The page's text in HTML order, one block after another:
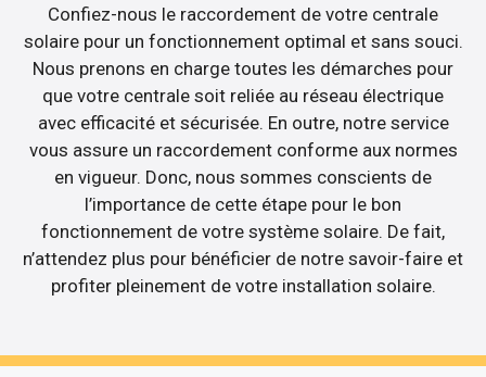
Confiez-nous le raccordement de votre centrale
solaire pour un fonctionnement optimal et sans souci.
Nous prenons en charge toutes les démarches pour
que votre centrale soit reliée au réseau électrique
avec efficacité et sécurisée. En outre, notre service
vous assure un raccordement conforme aux normes
en vigueur. Donc, nous sommes conscients de
l’importance de cette étape pour le bon
fonctionnement de votre système solaire. De fait,
n’attendez plus pour bénéficier de notre savoir-faire et
profiter pleinement de votre installation solaire.